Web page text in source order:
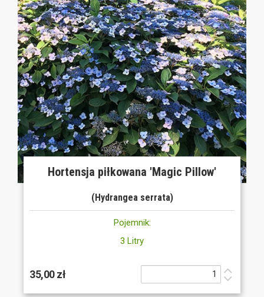
Hortensja piłkowana 'Magic Pillow'
(Hydrangea serrata)
Pojemnik:
3 Litry
35,00 zł